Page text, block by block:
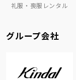
礼服・喪服レンタル
グループ会社